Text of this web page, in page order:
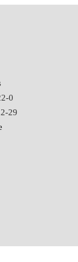
0
29